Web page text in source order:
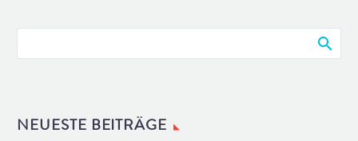
NEUESTE BEITRÄGE